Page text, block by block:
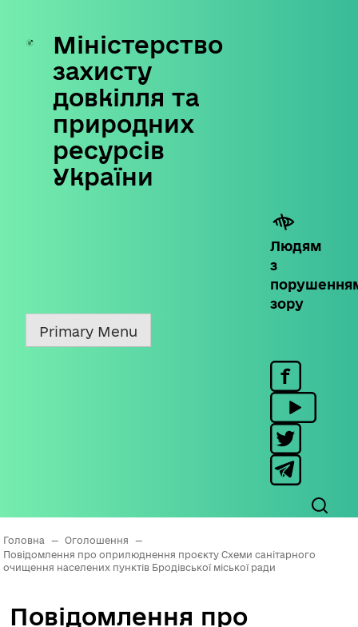
Skip
content
Міністерство
захисту
довкілля та
природних
ресурсів
України
Людям
з
зору
Primary Menu
Головна — Оголошення
—
Повідомлення про оприлюднення проєкту Схеми санітарного
очищення населених пунктів Бродівської міської ради
Повідомлення про